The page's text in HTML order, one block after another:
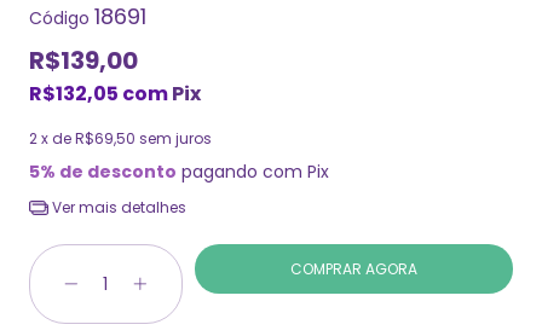
Código 18691
R$139,00
R$132,05 comPix
2x deR$69,50 sem juros
5% de desconto pagando com Pix
Ver mais detalhes